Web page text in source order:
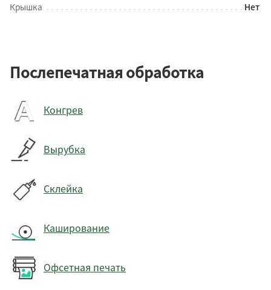
Крышка
Нет
Послепечатная обработка
Конгрев
Вырубка
Склейка
Каширование
Офсетная печать